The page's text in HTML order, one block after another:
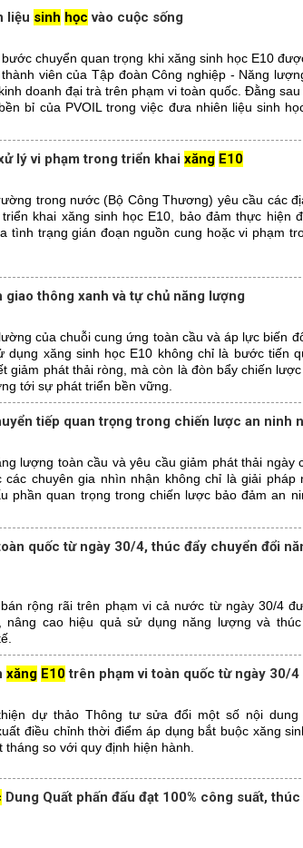
liệu sinh học vào cuộc sống
chuyển quan trọng khi xăng sinh học E10
viên của Tập đoàn Công nghiệp - Năng
doanh đại trà trên phạm vi toàn quốc. Đằng
bỉ của PVOIL trong việc đưa nhiên liệu sinh
lý vi phạm trong triển khai xăng E10
trong nước (Bộ Công Thương) yêu cầu các
khai xăng sinh học E10, bảo đảm thực hiện
tình trạng gián đoạn nguồn cung hoặc vi phạm
giao thông xanh và tự chủ năng lượng
của chuỗi cung ứng toàn cầu và áp lực biến
dụng xăng sinh học E10 không chỉ là bước tiến
giảm phát thải ròng, mà còn là đòn bẩy chiến
tới sự phát triển bền vững.
tiếp quan trọng trong chiến lược an ninh
lượng toàn cầu và yêu cầu giảm phát thải ngày
chuyên gia nhìn nhận không chỉ là giải pháp
phần quan trọng trong chiến lược bảo đảm an
quốc từ ngày 30/4, thúc đẩy chuyển đổi
rộng rãi trên phạm vi cả nước từ ngày 30/4
cao hiệu quả sử dụng năng lượng và
xăng E10trên phạm vi toàn quốc từ ngày 30/4
dự thảo Thông tư sửa đổi một số nội
điều chỉnh thời điểm áp dụng bắt buộc xăng
so với quy định hiện hành.
Dung Quất phấn đấu đạt 100% công suất,